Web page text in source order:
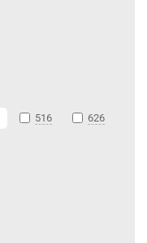
516
626